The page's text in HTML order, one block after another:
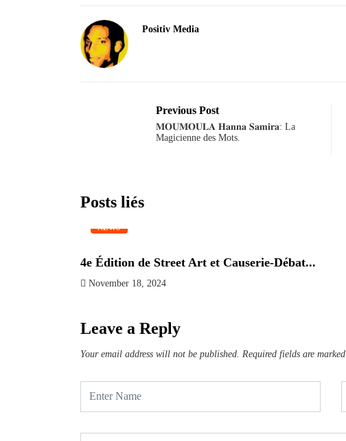
Positiv Media
Previous Post
𝐌𝐎𝐔𝐌𝐎𝐔𝐋𝐀 𝐇𝐚𝐧𝐧𝐚 𝐒𝐚𝐦𝐢𝐫𝐚: La
Magicienne des Mots.
Posts liés
NEWS
4e Édition de Street Art et Causerie-Débat...
November 18, 2024
Leave a Reply
Your email address will not be published. Required fields are marked